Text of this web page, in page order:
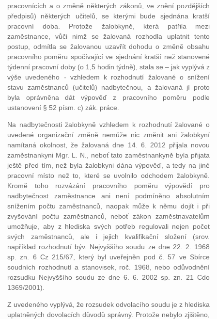
pracovnících a o změně některých zákonů, ve znění pozdějších
předpisů) některých učitelů, se kterými bude sjednána kratší
pracovní doba. Protože žalobkyně, která patřila mezi
zaměstnance, vůči nimž se žalovaná rozhodla uplatnit tento
postup, odmítla se žalovanou uzavřít dohodu o změně obsahu
pracovního poměru spočívající ve sjednání kratší než stanovené
týdenní pracovní doby (o 1,5 hodin týdně), stala se – jak vyplývá z
výše uvedeného - vzhledem k rozhodnutí žalované o snížení
stavu zaměstnanců (učitelů) nadbytečnou, a žalovaná jí proto
byla oprávněna dát výpověď z pracovního poměru podle
ustanovení § 52 písm. c) zák. práce.
Na nadbytečnosti žalobkyně vzhledem k rozhodnutí žalované o
uvedené organizační změně nemůže nic změnit ani žalobkyní
namítaná okolnost, že žalovaná dne 14. 6. 2012 přijala novou
zaměstnankyni Mgr. L. N., neboť tato zaměstnankyně byla přijata
ještě před tím, než byla žalobkyni dána výpověď, a tedy na jiné
pracovní místo než to, které se uvolnilo odchodem žalobkyně.
Kromě toho rozvázání pracovního poměru výpovědí pro
nadbytečnost zaměstnance ani není podmíněno absolutním
snížením počtu zaměstnanců, naopak může k němu dojít i při
zvyšování počtu zaměstnanců, neboť zákon zaměstnavatelům
umožňuje, aby z hlediska svých potřeb regulovali nejen počet
svých zaměstnanců, ale i jejich kvalifikační složení (srov.
například rozhodnutí býv. Nejvyššího soudu ze dne 22. 2. 1968
sp. zn. 6 Cz 215/67, který byl uveřejněn pod č. 57 ve Sbírce
soudních rozhodnutí a stanovisek, roč. 1968, nebo odůvodnění
rozsudku Nejvyššího soudu ze dne 6. 6. 2002 sp. zn. 21 Cdo
1369/2001).
Z uvedeného vyplývá, že rozsudek odvolacího soudu je z hlediska
uplatněných dovolacích důvodů správný. Protože nebylo zjištěno,